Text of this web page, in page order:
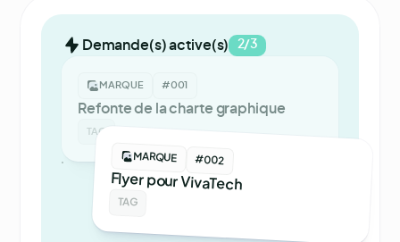
Demande(s) active(s) 2/3
MARQUE #001
Refonte de la charte graphique
TAG
MARQUE #002
Flyer pour VivaTech
TAG